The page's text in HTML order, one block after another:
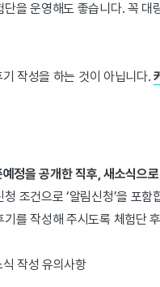
단을 운영해도 좋습니다. 꼭
작성을 하는 것이 아닙니다.
정을 공개한 직후, 새소식으
조건으로 ‘알림신청’을 포함
를 작성해 주시도록 체험단
작성 유의사항